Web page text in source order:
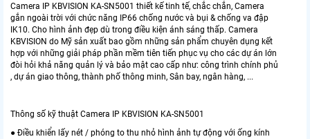
Camera IP KBVISION KA-SN5001 thiết kế tinh tế, chắc chắn, Camera
gắn ngoài trời với chức năng IP66 chống nước và bụi & chống va đập
IK10. Cho hình ảnh đẹp dù trong điều kiện ánh sáng thấp. Camera
KBVISION do Mỹ sản xuất bao gồm những sản phẩm chuyên dụng kết
hợp với những giải pháp phần mềm tiên tiến phục vụ cho các dự án lớn
đòi hỏi khả năng quản lý và bảo mật cao cấp như: công trình chính phủ
, dự án giao thông, thành phố thông minh, Sân bay, ngân hàng, ...
Thông số kỹ thuật Camera IP KBVISION KA-SN5001
● Điều khiển lấy nét / phóng to thu nhỏ hình ảnh tự động với ống kính